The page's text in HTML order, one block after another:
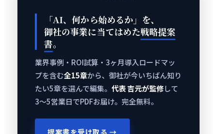
「AI、何から始めるか」を、
御社の事業に当てはめた戦略提案
書。
業界事例・ROI試算・3ヶ月導入ロードマッ
プを含む全15章から、御社が今いちばん知り
たい5章を選んで編集。 代表 吉元が監修して
3〜5営業日でPDFお届け。完全無料。
提案書を受け取る →